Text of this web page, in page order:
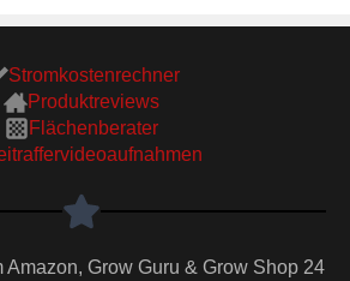
Stromkostenrechner
Produktreviews
Flächenberater
Amazon, Grow Guru & Grow Shop 24